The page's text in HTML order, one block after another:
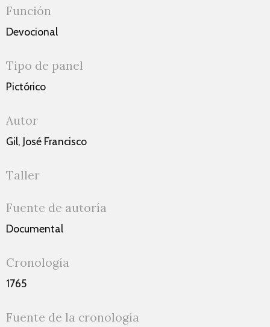
Función
Devocional
Tipo de panel
Pictórico
Autor
Gil, José Francisco
Taller
Fuente de autoría
Documental
Cronología
1765
Fuente de la cronología